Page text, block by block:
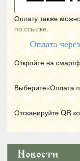
Оплату также
по ссылке.
Оплата
Откройте на
Выберите«Оплата
Отсканируйте QR
Новости